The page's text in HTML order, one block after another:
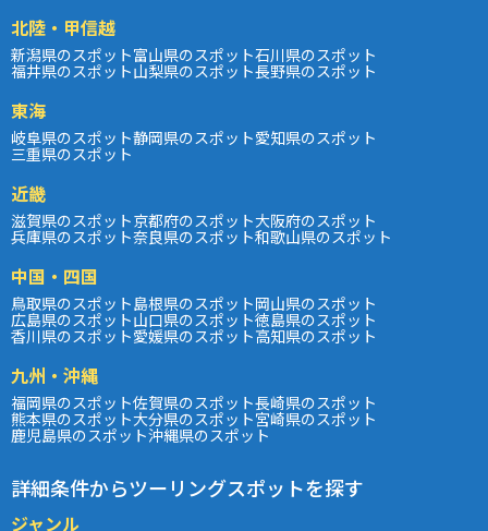
北陸・甲信越
新潟県のスポット富山県のスポット石川県のスポット
福井県のスポット山梨県のスポット長野県のスポット
東海
岐阜県のスポット静岡県のスポット愛知県のスポット
三重県のスポット
近畿
滋賀県のスポット京都府のスポット大阪府のスポット
兵庫県のスポット奈良県のスポット和歌山県のスポット
中国・四国
鳥取県のスポット島根県のスポット岡山県のスポット
広島県のスポット山口県のスポット徳島県のスポット
香川県のスポット愛媛県のスポット高知県のスポット
九州・沖縄
福岡県のスポット佐賀県のスポット長崎県のスポット
熊本県のスポット大分県のスポット宮崎県のスポット
鹿児島県のスポット沖縄県のスポット
詳細条件からツーリングスポットを探す
ジャンル